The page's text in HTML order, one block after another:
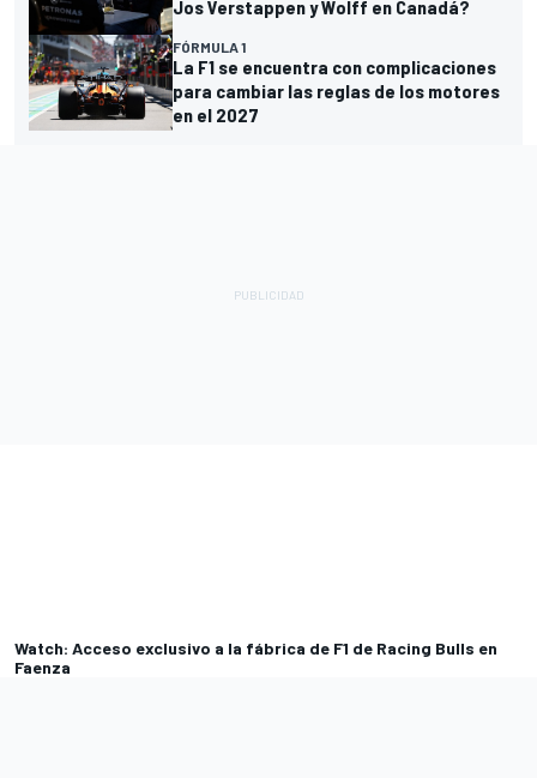
Jos Verstappen y Wolff en Canadá?
FÓRMULA 1
La F1 se encuentra con complicaciones
para cambiar las reglas de los motores
en el 2027
Watch: Acceso exclusivo a la fábrica de F1 de Racing Bulls en
Faenza